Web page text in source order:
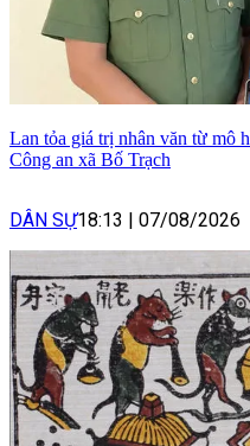
Lan tỏa giá trị nhân văn từ mô
Công an xã Bố Trạch
DÂN SỰ18:13 07/08/2026